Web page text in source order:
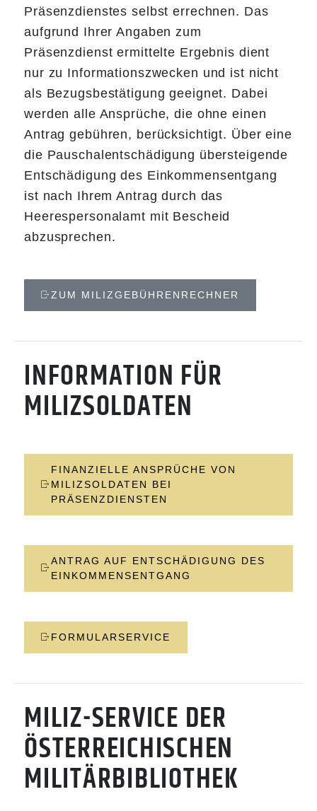
Präsenzdienstes selbst errechnen. Das
aufgrund Ihrer Angaben zum
Präsenzdienst ermittelte Ergebnis dient
nur zu Informationszwecken und ist nicht
als Bezugsbestätigung geeignet. Dabei
werden alle Ansprüche, die ohne einen
Antrag gebühren, berücksichtigt. Über eine
die Pauschalentschädigung übersteigende
Entschädigung des Einkommensentgang
ist nach Ihrem Antrag durch das
Heerespersonalamt mit Bescheid
abzusprechen.
ZUM MILIZGEBÜHRENRECHNER
INFORMATION FÜR
MILIZSOLDATEN
FINANZIELLE ANSPRÜCHE VON
MILIZSOLDATEN BEI
PRÄSENZDIENSTEN
ANTRAG AUF ENTSCHÄDIGUNG DES
EINKOMMENSENTGANG
FORMULARSERVICE
MILIZ-SERVICE DER
ÖSTERREICHISCHEN
MILITÄRBIBLIOTHEK